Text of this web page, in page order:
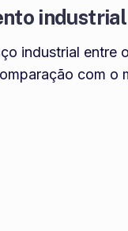
industrial entre
com o